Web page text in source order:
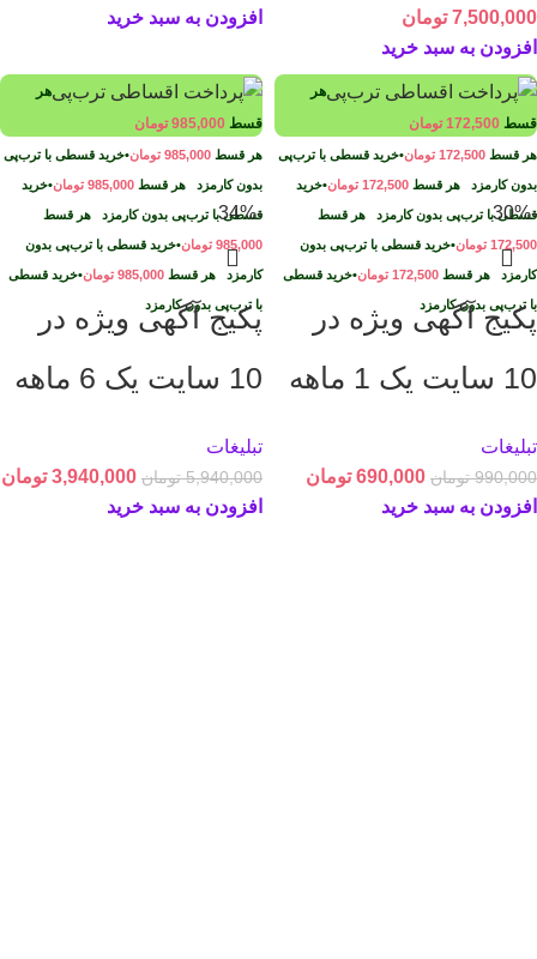
7,500,000 تومان
افزودن به سبد خرید
افزودن به سبد خرید
هر
قسط 172,500 تومان
هر قسط 172,500 تومان•خرید قسطی با ترب‌پی
بدون کارمزد هر قسط 172,500 تومان•خرید
قسطی با ترب‌پی بدون کارمزد هر قسط
172,500 تومان•خرید قسطی با ترب‌پی بدون
کارمزد هر قسط 172,500 تومان•خرید قسطی
با ترب‌پی بدون کارمزد
-30%
پکیج آگهی ویژه در
10 سایت یک 1 ماهه
تبلیغات
990,000 تومان 690,000 تومان
افزودن به سبد خرید
هر
قسط 985,000 تومان
هر قسط 985,000 تومان•خرید قسطی با ترب‌پی
بدون کارمزد هر قسط 985,000 تومان•خرید
قسطی با ترب‌پی بدون کارمزد هر قسط
985,000 تومان•خرید قسطی با ترب‌پی بدون
کارمزد هر قسط 985,000 تومان•خرید قسطی
با ترب‌پی بدون کارمزد
-34%
پکیج آگهی ویژه در
10 سایت یک 6 ماهه
تبلیغات
5,940,000 تومان 3,940,000 تومان
افزودن به سبد خرید